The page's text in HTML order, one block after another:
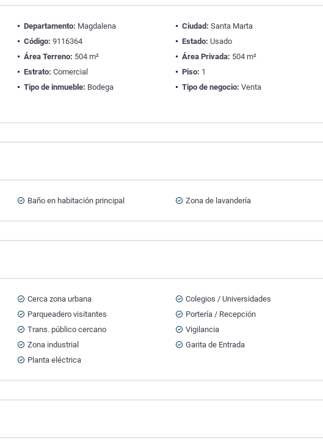
Departamento: Magdalena Ciudad: Santa Marta
Código: 9116364 Estado: Usado
Área Terreno: 504 m² Área Privada: 504 m²
Estrato: Comercial Piso: 1
Tipo de inmueble: Bodega Tipo de negocio: Venta
Baño en habitación principal Zona de lavandería
Cerca zona urbana
Colegios / Universidades
Parqueadero visitantes
Portería / Recepción
Trans. público cercano
Vigilancia
Zona industrial
Garita de Entrada
Planta eléctrica